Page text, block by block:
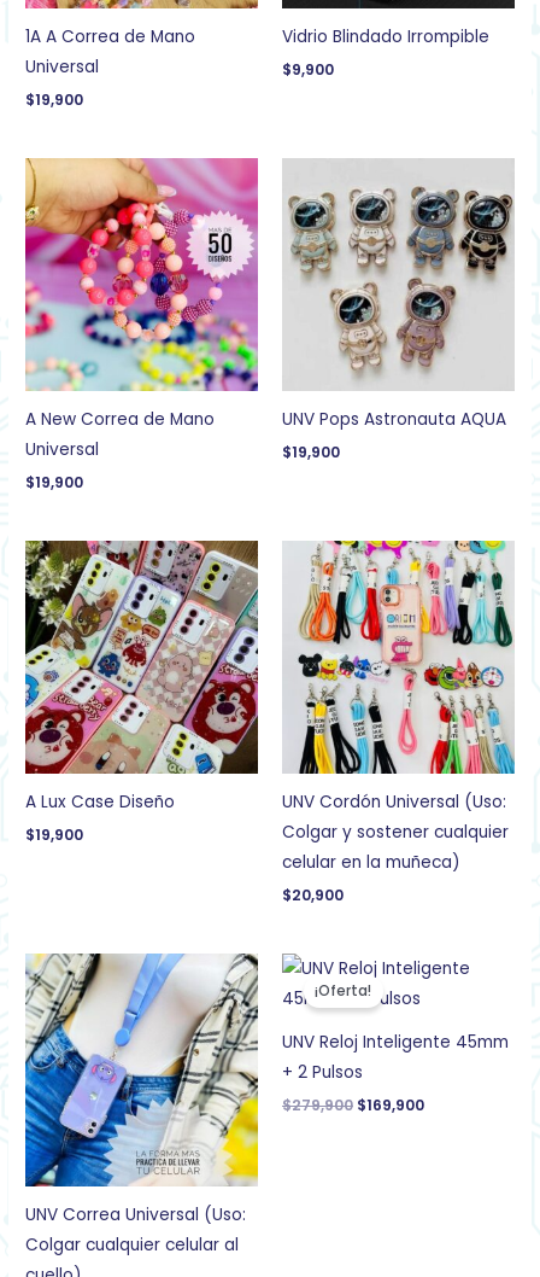
1A A Correa de Mano
Universal
$19,900
Vidrio Blindado Irrompible
$9,900
A New Correa de Mano
Universal
$19,900
UNV Pops Astronauta AQUA
$19,900
A Lux Case Diseño
$19,900
UNV Cordón Universal (Uso:
Colgar y sostener cualquier
celular en la muñeca)
$20,900
UNV Correa Universal (Uso:
Colgar cualquier celular al
¡Oferta!
UNV Reloj Inteligente 45mm
+ 2 Pulsos
$279,900
El
precio
original
$279,900.
$169,900
El
precio
$169,900.